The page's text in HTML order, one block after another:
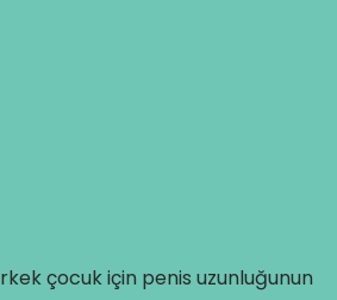
çocuk için penis uzunluğunun